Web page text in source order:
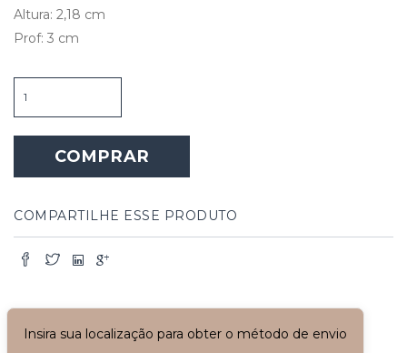
Altura: 2,18 cm
Prof: 3 cm
de
Madeira
-
Doce
COMPRAR
COMPARTILHE ESSE PRODUTO
Insira sua localização para obter o método de envio